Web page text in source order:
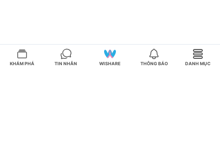
KHÁM PHÁ TIN NHẮN WISHARE THÔNG BÁO DANH MỤC